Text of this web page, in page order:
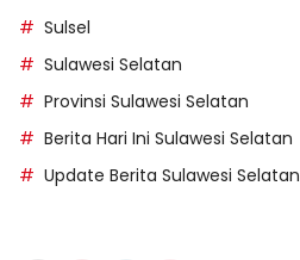
Sulsel
Sulawesi Selatan
Provinsi Sulawesi Selatan
Berita Hari Ini Sulawesi Selatan
Update Berita Sulawesi Selatan